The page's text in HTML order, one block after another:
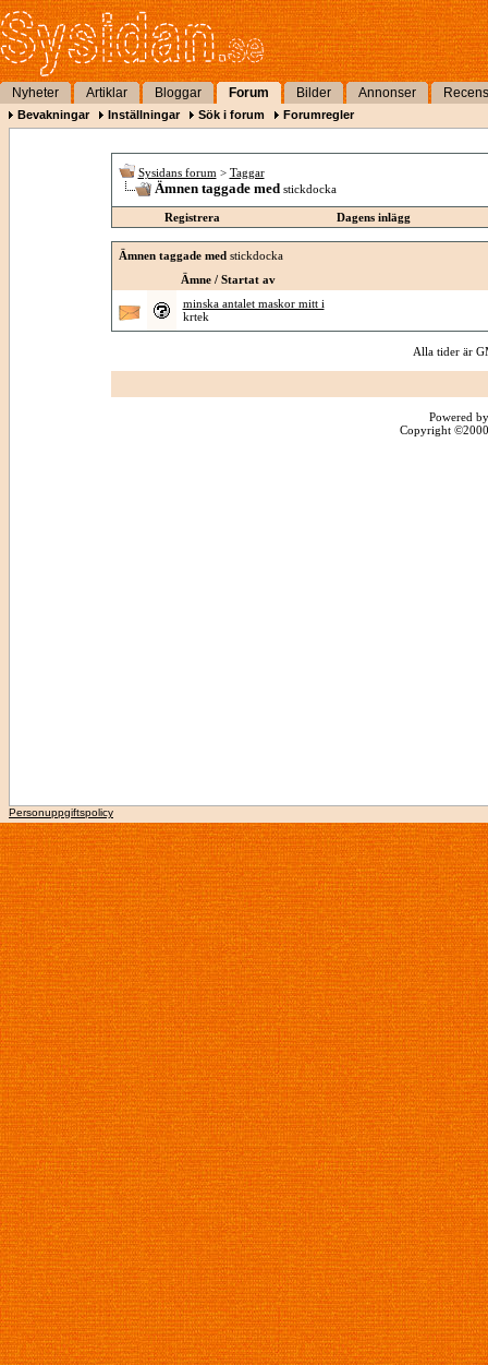
Nyheter Artiklar Bloggar Forum Bilder Annonser
Bevakningar Inställningar Sök i forum Forumregler
Sysidans forum > Taggar
Ämnen taggade med stickdocka
Registrera Dagens inlägg
Ämnen taggade med stickdocka
Ämne / Startat av
minska antalet maskor mitt i
krtek
Alla tider är
Powered
Copyright
Personuppgiftspolicy